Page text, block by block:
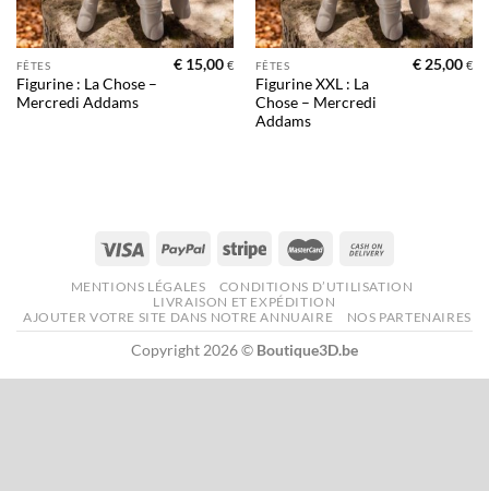
FÊTES
Figurine : La Chose –
Mercredi Addams
€ 15,00 € FÊTES
Figurine XXL : La
Chose – Mercredi
Addams
€ 25,00 €
MENTIONS LÉGALES
CONDITIONS D’UTILISATION
LIVRAISON ET EXPÉDITION
AJOUTER VOTRE SITE DANS NOTRE ANNUAIRE
NOS PARTENAIRES
Copyright 2026 © Boutique3D.be